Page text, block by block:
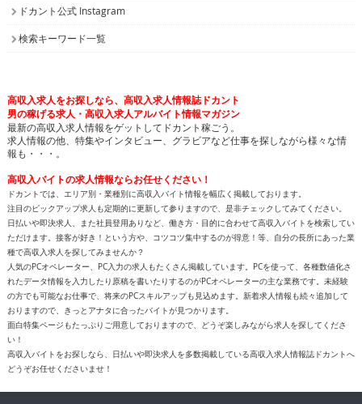
ドカント公式 Instagram
検索キーワード一覧
高収入求人をお探しなら、高収入求人情報誌ドカント
男の稼げる求人・高収入求人アルバイト情報マガジン
最新の高収入求人情報をゲットしてドカント稼ごう。
求人情報の他、特集やインタビュー、グラビアなど仕事を探しながら様々な情
報も・・・。
高収入バイトの求人情報ならお任せください！
ドカントでは、エリア別・業種別に高収入バイト情報を幅広く掲載しております。
注目のピックアップ求人も定期的に更新して参りますので、是非チェックしてみてください。
日払いや即決求人、また社員登用ありなど、働き方・目的に合わせて高収入バイトを検索してい
ただけます。接客が好き！という方や、コツコツ集中するのが得意！等、自分の長所にあった業
種で高収入求人を探してみませんか？
人気のPCオペレーター、PC入力の求人もたくさん掲載しています。PCを使って、各種数値化さ
れたデータ情報を入力したり原稿を書いたりするのがPCオペレーターの主な業務です。未経験
の方でも可能なお仕事で、将来のPCスキルアップも見込めます。新着求人情報も続々追加して
おりますので、きっとアナタに合ったバイトが見つかります。
面白特集ページもたっぷりご用意しておりますので、どうぞ楽しみながら求人を探してくださ
い！
高収入バイトをお探しなら、日払いや即決求人を多数掲載している高収入求人情報誌ドカントへ
どうぞお任せくださいませ！